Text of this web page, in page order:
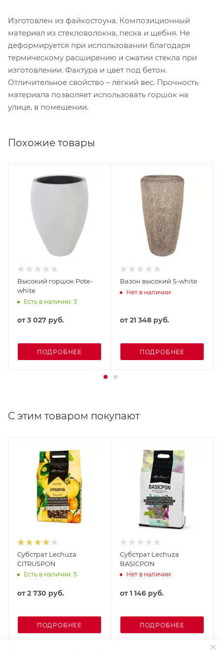
Изготовлен из файкостоуна. Композиционный
материал из стекловолокна, песка и щебня. Не
деформируется при использовании благодаря
термическому расширению и сжатии стекла при
изготовлении. Фактура и цвет под бетон.
Отличительное свойство – лёгкий вес. Прочность
материала позволяет использовать горшок на
улице, в помещении.
Похожие товары
Высокий горшок Pote-
white
Есть в наличии: 3
от3 027 руб.
ПОДРОБНЕЕ
Вазон высокий S-white
Нет в наличии
от21 348 руб.
ПОДРОБНЕЕ
С этим товаром покупают
Субстрат Lechuza
CITRUSPON
Есть в наличии: 5
от2 730 руб.
ПОДРОБНЕЕ
Субстрат Lechuza
BASICPON
Нет в наличии
от1 146 руб.
ПОДРОБНЕЕ